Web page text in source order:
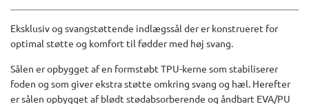
Eksklusiv og svangstøttende indlægssål der er konstrueret for
optimal støtte og komfort til fødder med høj svang.
Sålen er opbygget af en formstøbt TPU-kerne som stabiliserer
foden og som giver ekstra støtte omkring svang og hæl. Herefter
er sålen opbygget af blødt stødabsorberende og åndbart EVA/PU